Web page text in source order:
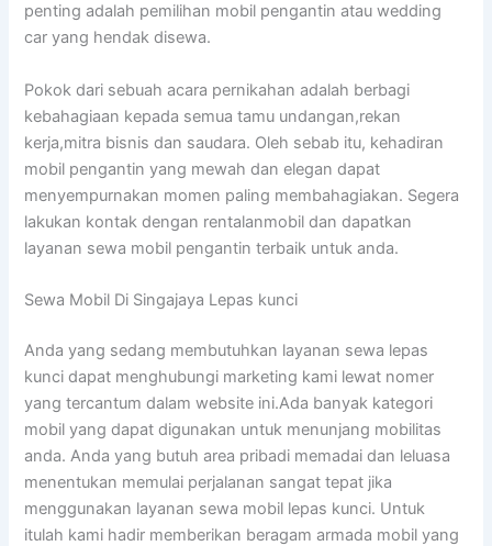
penting adalah pemilihan mobil pengantin atau wedding
car yang hendak disewa.
Pokok dari sebuah acara pernikahan adalah berbagi
kebahagiaan kepada semua tamu undangan,rekan
kerja,mitra bisnis dan saudara. Oleh sebab itu, kehadiran
mobil pengantin yang mewah dan elegan dapat
menyempurnakan momen paling membahagiakan. Segera
lakukan kontak dengan rentalanmobil dan dapatkan
layanan sewa mobil pengantin terbaik untuk anda.
Sewa Mobil Di Singajaya Lepas kunci
Anda yang sedang membutuhkan layanan sewa lepas
kunci dapat menghubungi marketing kami lewat nomer
yang tercantum dalam website ini.Ada banyak kategori
mobil yang dapat digunakan untuk menunjang mobilitas
anda. Anda yang butuh area pribadi memadai dan leluasa
menentukan memulai perjalanan sangat tepat jika
menggunakan layanan sewa mobil lepas kunci. Untuk
itulah kami hadir memberikan beragam armada mobil yang